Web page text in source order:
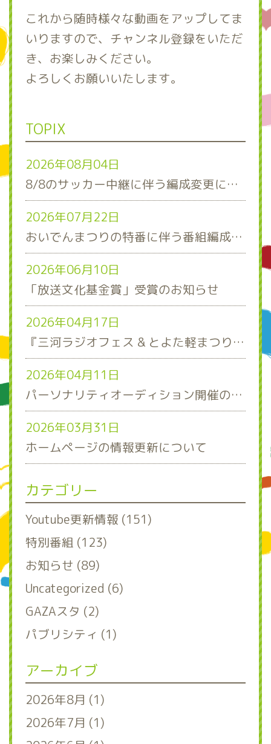
これから随時様々な動画をアップしてま
いりますので、チャンネル登録をいただ
き、お楽しみください。
よろしくお願いいたします。
TOPIX
2026年08月04日
8/8のサッカー中継に伴う編成変更について
2026年07月22日
おいでんまつりの特番に伴う番組編成について
2026年06月10日
「放送文化基金賞」受賞のお知らせ
2026年04月17日
『三河ラジオフェス & とよた軽まつり』ステージスケジュール発表！
2026年04月11日
パーソナリティオーディション開催のお知らせ
2026年03月31日
ホームページの情報更新について
カテゴリー
Youtube更新情報 (151)
特別番組 (123)
お知らせ (89)
Uncategorized (6)
GAZAスタ (2)
パブリシティ (1)
アーカイブ
2026年8月 (1)
2026年7月 (1)